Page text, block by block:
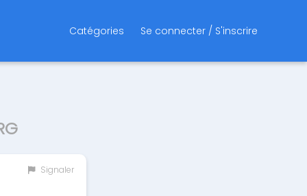
Catégories Se connecter / S'inscrire
Signaler